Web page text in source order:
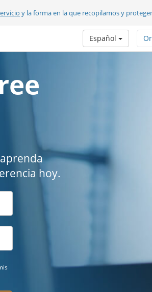
y la forma en la que recopilamos y
Español
hoy.